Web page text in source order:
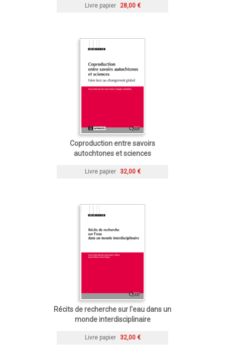
Livre papier 28,00 €
Coproduction entre savoirs
autochtones et sciences
Livre papier 32,00 €
Récits de recherche sur l'eau dans un
monde interdisciplinaire
Livre papier 32,00 €